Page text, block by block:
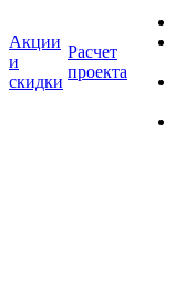
Акции
и
скидки
Расчет
проекта